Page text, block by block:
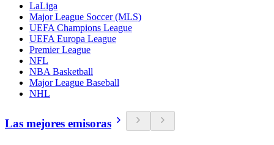
LaLiga
Major League Soccer (MLS)
UEFA Champions League
UEFA Europa League
Premier League
NFL
NBA Basketball
Major League Baseball
NHL
Las mejores emisoras